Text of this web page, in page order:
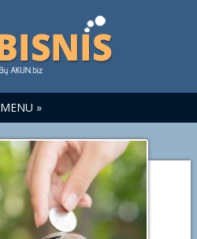
MENU »